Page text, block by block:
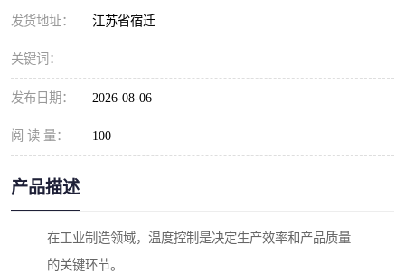
发货地址： 江苏省宿迁
关键词：
发布日期： 2026-08-06
阅 读 量： 100
产品描述
在工业制造领域，温度控制是决定生产效率和产品质量
的关键环节。